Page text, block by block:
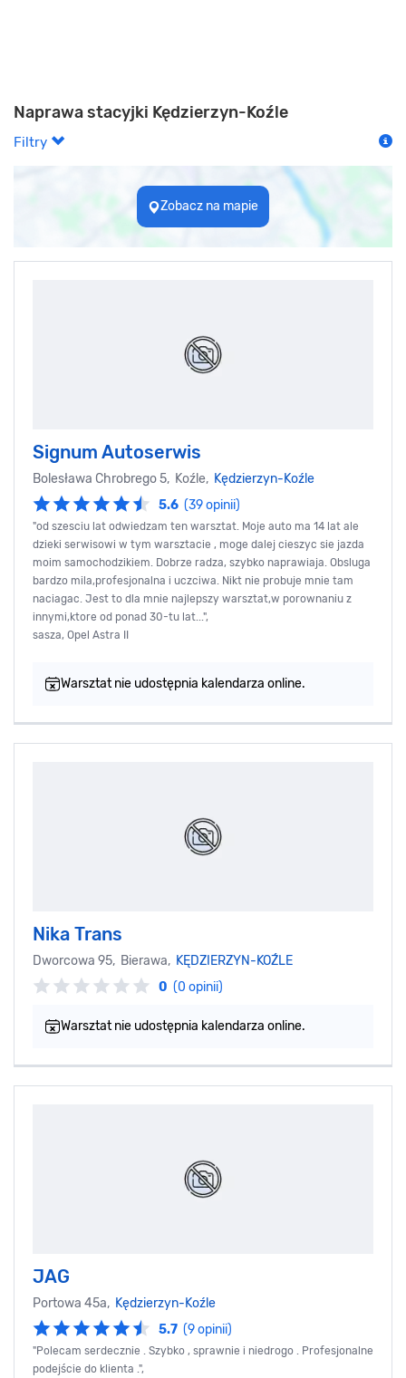
Naprawa stacyjki Kędzierzyn-Koźle
Filtry
Zobacz na mapie
Signum Autoserwis
Bolesława Chrobrego 5, Koźle, Kędzierzyn-Koźle
5.6 (39 opinii)
"od szesciu lat odwiedzam ten warsztat. Moje auto ma 14 lat ale
dzieki serwisowi w tym warsztacie , moge dalej cieszyc sie jazda
moim samochodzikiem. Dobrze radza, szybko naprawiaja. Obsluga
bardzo mila,profesjonalna i uczciwa. Nikt nie probuje mnie tam
naciagac. Jest to dla mnie najlepszy warsztat,w porownaniu z
innymi,ktore od ponad 30-tu lat...",
sasza, Opel Astra II
Warsztat nie udostępnia kalendarza online.
Nika Trans
Dworcowa 95, Bierawa, KĘDZIERZYN-KOŹLE
0 (0 opinii)
Warsztat nie udostępnia kalendarza online.
JAG
Portowa 45a, Kędzierzyn-Koźle
5.7 (9 opinii)
"Polecam serdecznie . Szybko , sprawnie i niedrogo . Profesjonalne
podejście do klienta .",